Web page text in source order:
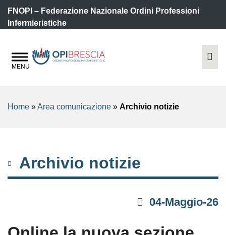
FNOPI – Federazione Nazionale Ordini Professioni
Infermieristiche
Home »Area comunicazione » Archivio notizie
Archivio notizie
04-Maggio-26